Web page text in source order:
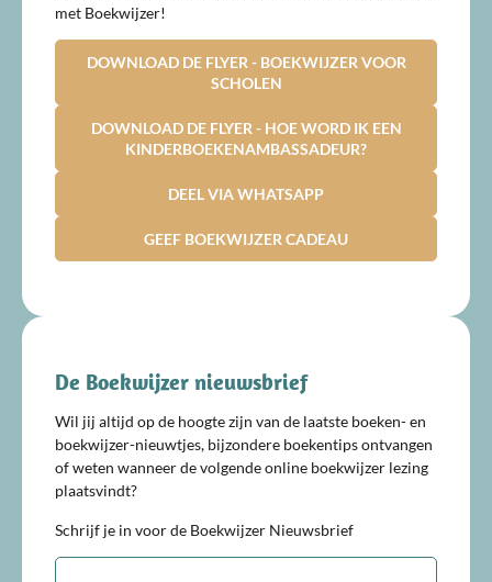
met Boekwijzer!
DOWNLOAD DE FLYER - BOEKWIJZER VOOR
SCHOLEN
DOWNLOAD DE FLYER - HOE WORD IK EEN
KINDERBOEKENAMBASSADEUR?
DEEL VIA WHATSAPP
GEEF BOEKWIJZER CADEAU
De Boekwijzer nieuwsbrief
Wil jij altijd op de hoogte zijn van de laatste boeken- en
boekwijzer-nieuwtjes, bijzondere boekentips ontvangen
of weten wanneer de volgende online boekwijzer lezing
plaatsvindt?
Schrijf je in voor de Boekwijzer Nieuwsbrief
E-